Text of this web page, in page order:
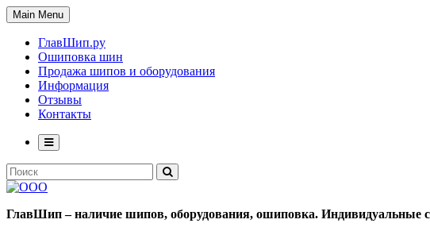
Main Menu
ГлавШип.ру
Ошиповка шин
Продажа шипов и оборудования
Информация
Отзывы
Контакты
ГлавШип – наличие шипов, оборудования, ошиповка.